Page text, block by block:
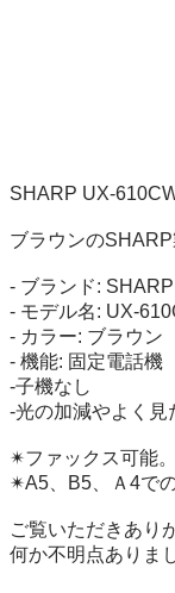
SHARP UX-
ブラウンの
- ブランド: SHARP
- モデル名: UX-
- カラー: ブラウン
- 機能: 固定電話機
-子機なし
-光の加減やよく見
✴︎ファックス可能。
✴︎A5、B5、Ａ4で
ご覧いただきあり
何か不明点ありま